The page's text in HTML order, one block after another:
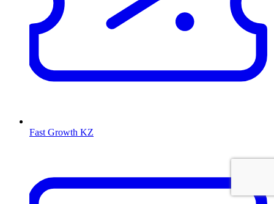
Fast Growth KZ